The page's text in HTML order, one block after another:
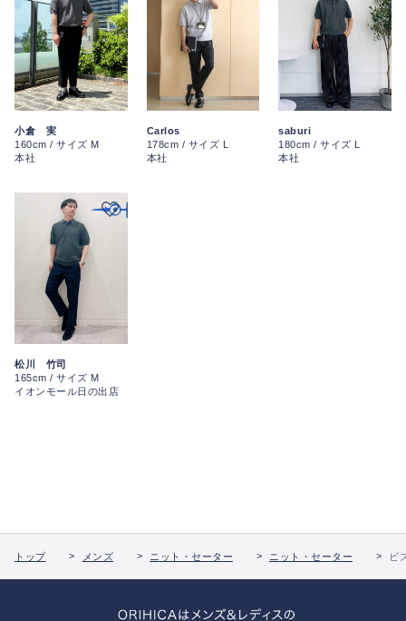
小倉 実
160cm / サイズ M
本社
Carlos
178cm / サイズ L
本社
saburi
180cm / サイズ L
本社
松川 竹司
165cm / サイズ M
イオンモール日の出店
トップ メンズ ニット・セーター ニット・セーター ビ